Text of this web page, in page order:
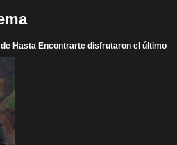
Hasta Encontrarte disfrutaron el último